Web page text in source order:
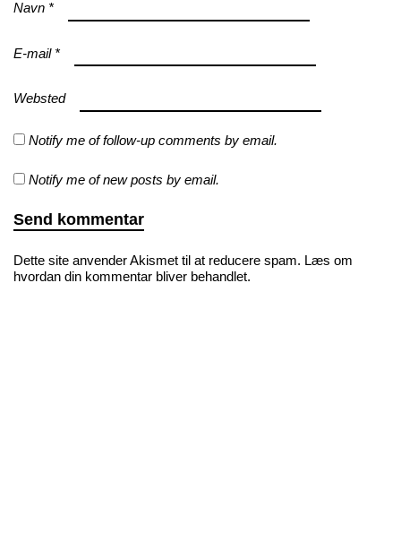
Navn *
E-mail *
Websted
Notify me of follow-up comments by email.
Notify me of new posts by email.
Dette site anvender Akismet til at reducere spam. Læs om
hvordan din kommentar bliver behandlet.